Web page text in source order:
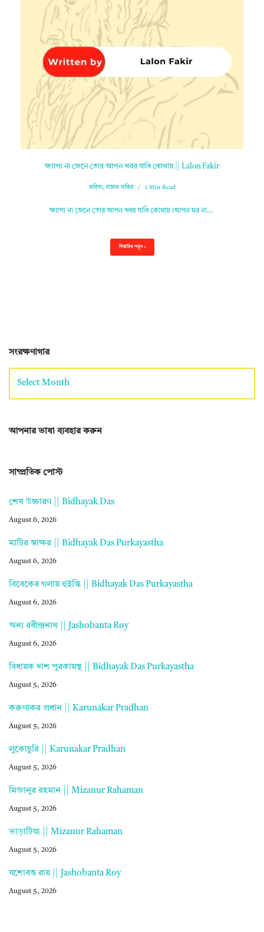
ক্ষ্যাপা না জেনে তোর আপন খবর যাবি কোথায় || Lalon Fakir
কবিতা,লালন ফকির 1 Min Read
ক্ষ্যাপা না জেনে তোর আপন খবর যাবি কোথায়।আপন ঘর না…
বিস্তারিত পড়ুন »
সংরক্ষণাগার
আপনার ভাষা ব্যবহার করুন
সাম্প্রতিক পোস্ট
শেষ উচ্চারণ || Bidhayak Das
August 6, 2026
মাটির স্বাক্ষর || Bidhayak Das Purkayastha
August 6, 2026
বিবেকের গলায় হুইস্কি || Bidhayak Das Purkayastha
August 6, 2026
অন্য রবীন্দ্রনাথ || Jashobanta Roy
August 6, 2026
বিধায়ক দাশ পুরকায়স্থ || Bidhayak Das Purkayastha
August 5, 2026
করুণাকর প্রধান || Karunakar Pradhan
August 5, 2026
লুকোচুরি || Karunakar Pradhan
August 5, 2026
মিজানুর রহমান || Mizanur Rahaman
August 5, 2026
ভাড়াটিয়া || Mizanur Rahaman
August 5, 2026
যশোবন্ত রায় || Jashobanta Roy
August 5, 2026